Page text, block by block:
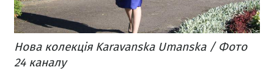
Нова колекція Karavanska Umanska / Фото
24 каналу